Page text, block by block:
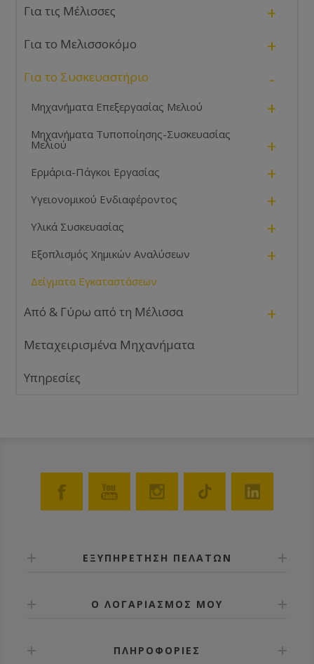
Για τις Μέλισσες +
Για το Μελισσοκόμο +
Για το Συσκευαστήριο -
Μηχανήματα Επεξεργασίας Μελιού +
Μηχανήματα Τυποποίησης-Συσκευασίας
Μελιού +
Ερμάρια-Πάγκοι Εργασίας +
Υγειονομικού Ενδιαφέροντος +
Υλικά Συσκευασίας +
Εξοπλισμός Χημικών Αναλύσεων +
Δείγματα Εγκαταστάσεων
Από & Γύρω από τη Μέλισσα +
Μεταχειρισμένα Μηχανήματα
Υπηρεσίες
ΕΞΥΠΗΡΕΤΗΣΗ ΠΕΛΑΤΩΝ
Ο ΛΟΓΑΡΙΑΣΜΟΣ ΜΟΥ
ΠΛΗΡΟΦΟΡΙΕΣ